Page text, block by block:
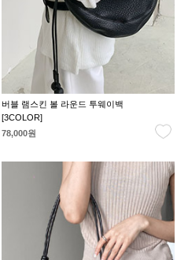
버블 램스킨 볼 라운드 투웨이백
[3COLOR]
78,000원